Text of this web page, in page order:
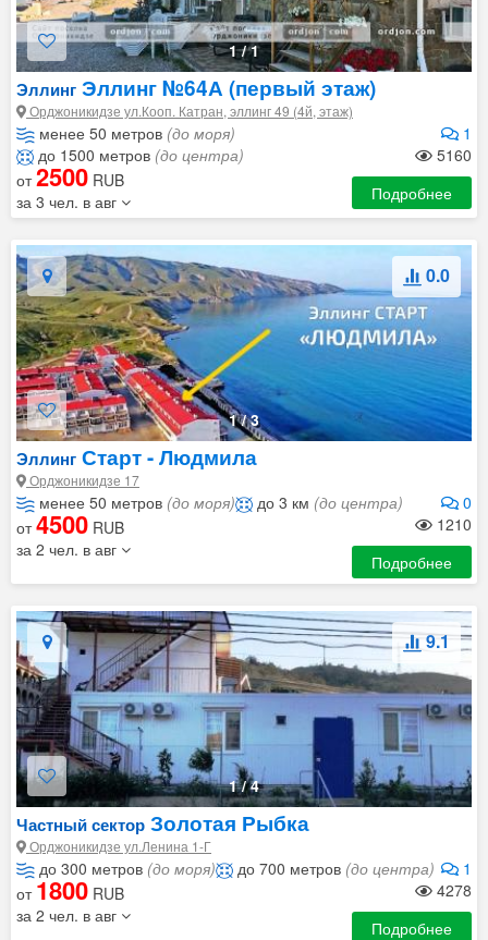
1/1
Эллинг Эллинг №64А (первый этаж)
Орджоникидзе ул.Кооп. Катран, эллинг 49 (4й, этаж)
менее 50 метров (до моря)
1
до 1500 метров (до центра)
5160
от2500 RUB
за 3 чел. в авг
Подробнее
1/3
0.0
Эллинг Старт - Людмила
Орджоникидзе 17
менее 50 метров (до моря) 0
до 3 км (до центра)
1210
от4500 RUB
за 2 чел. в авг
Подробнее
1/4
9.1
Частный сектор Золотая Рыбка
Орджоникидзе ул.Ленина 1-Г
до 300 метров (до моря) 1
до 700 метров (до центра)
4278
от 1800 RUB
за 2 чел. в авг
Подробнее